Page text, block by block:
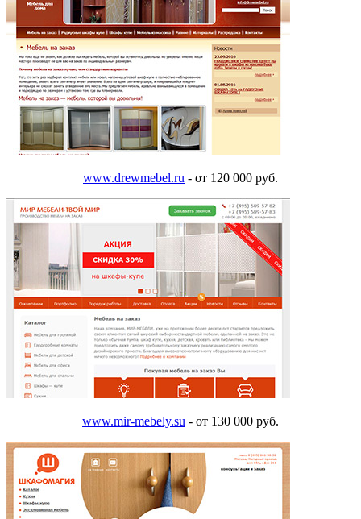
www.drewmebel.ru - от 120 000 руб.
www.mir-mebely.su - от 130 000 руб.